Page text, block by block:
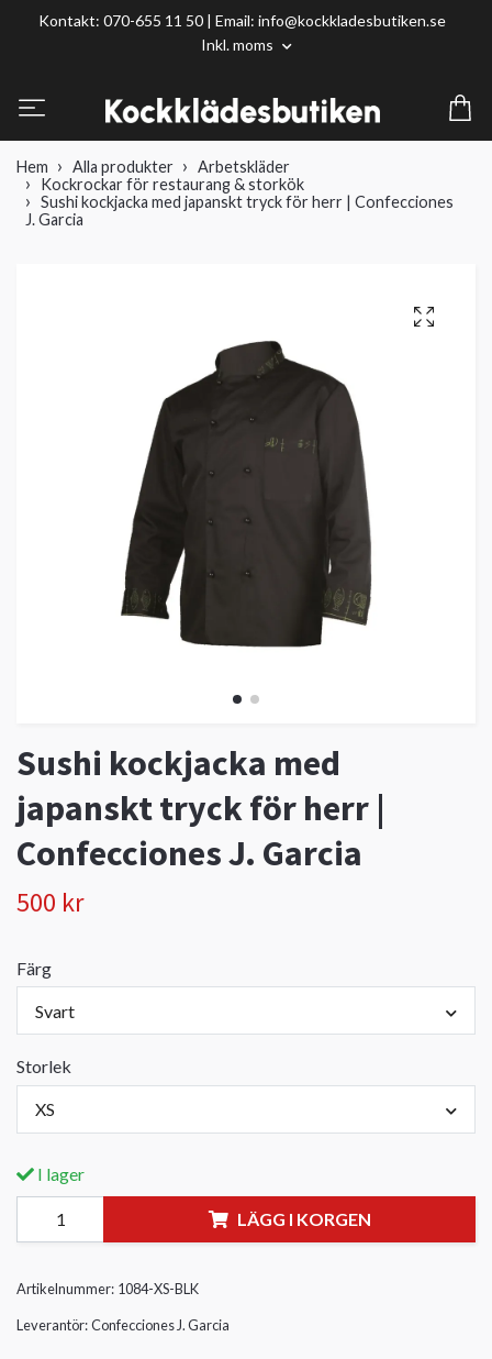
Kontakt: 070-655 11 50 | Email: info@kockkladesbutiken.se
Inkl. moms
Hem Alla produkter
Arbetskläder
Kockrockar för restaurang & storkök
Sushi kockjacka med japanskt tryck för herr | Confecciones
J. Garcia
Sushi kockjacka med
japanskt tryck för herr |
Confecciones J. Garcia
500 kr
Färg
Svart
Storlek
XS
I lager
LÄGG I KORGEN
Artikelnummer: 1084-XS-BLK
Leverantör:Confecciones J. Garcia